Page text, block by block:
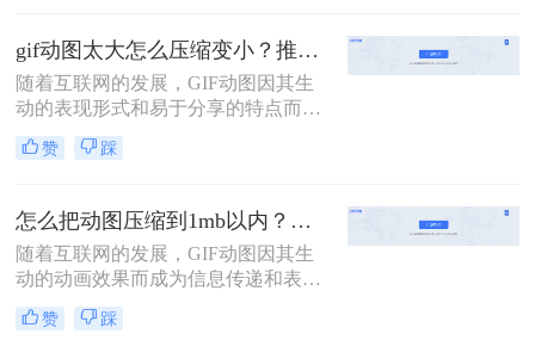
空间的浪费。那么gif动图太大怎么压
缩变小呢？本文将介绍两种高效的
GIF压缩方法，帮助你在不损失画质
的前提下减小文件大小。
gif动图太大怎么压缩变小？推荐二个压缩方法！
随着互联网的发展，GIF动图因其生
动的表现形式和易于分享的特点而广
受欢迎。然而，较大的GIF文件不仅
占用大量存储空间，还会拖慢网页加
太大怎么压缩变小呢？为了帮助您更
有效地管理这些动态图像，本文将介
绍两种不同的方法来压缩GIF文件，
使其体积变得更小，同时尽量保持原
有的动画效果。
赞 踩
怎么把动图压缩到1mb以内？这4个压缩方法快来学！
随着互联网的发展，GIF动图因其生
动的动画效果而成为信息传递和表达
情感的重要方式之一。然而，过大的
GIF文件不仅占用大量存储空间，还
赞 踩